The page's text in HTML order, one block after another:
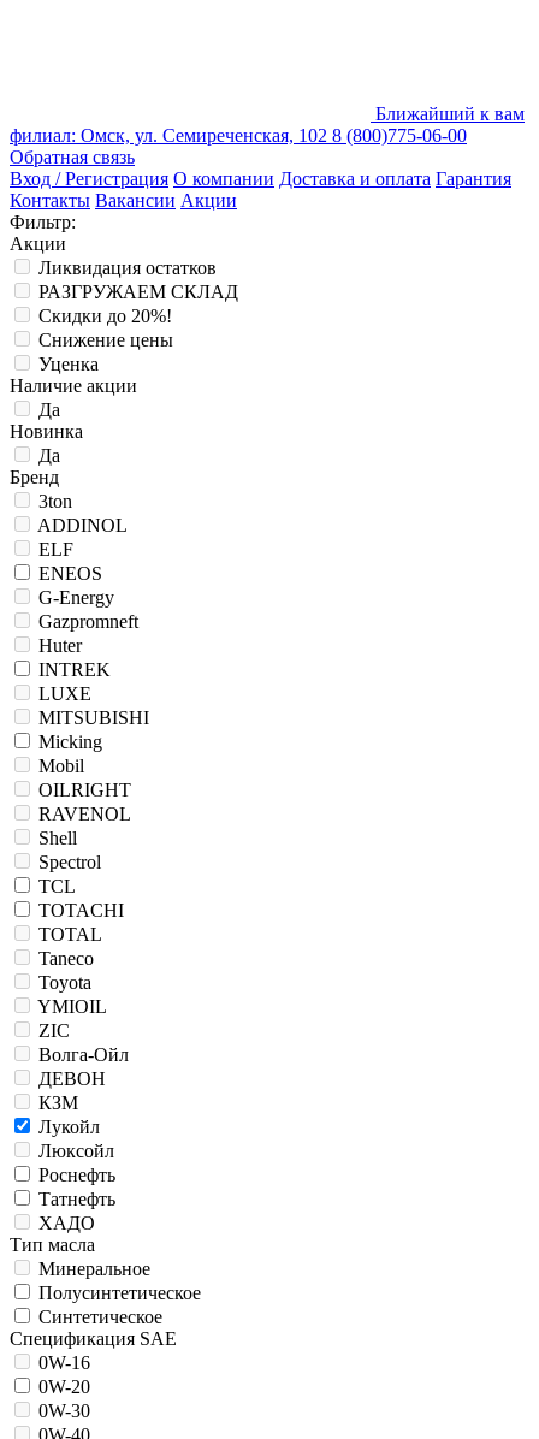
Ближайший к вам
филиал: Омск, ул. Семиреченская, 102 8 (800)775-06-00
Обратная связь
Вход / Регистрация О компании Доставка и оплата Гарантия
Контакты Вакансии Акции
Фильтр:
Акции
Ликвидация остатков
РАЗГРУЖАЕМ СКЛАД
Скидки до 20%!
Снижение цены
Уценка
Наличие акции
Да
Новинка
Да
Бренд
3ton
ADDINOL
ELF
ENEOS
G-Energy
Gazpromneft
Huter
INTREK
LUXE
MITSUBISHI
Micking
Mobil
OILRIGHT
RAVENOL
Shell
Spectrol
TCL
TOTACHI
TOTAL
Taneco
Toyota
YMIOIL
ZIC
Волга-Ойл
ДЕВОН
КЗМ
Лукойл
Люксойл
Роснефть
Татнефть
ХАДО
Тип масла
Минеральное
Полусинтетическое
Синтетическое
Спецификация SAE
0W-16
0W-20
0W-30
0W-40